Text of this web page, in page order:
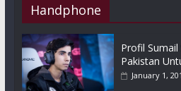
Handphone
Profil
Pakistan
January 1,